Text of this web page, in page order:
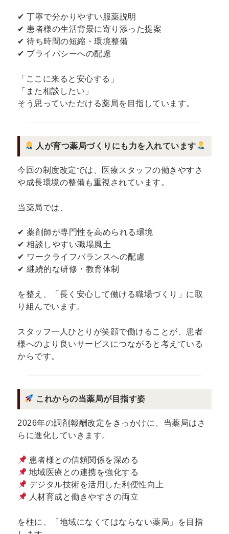
✔ 丁寧で分かりやすい服薬説明
✔ 患者様の生活背景に寄り添った提案
✔ 待ち時間の短縮・環境整備
✔ プライバシーへの配慮
「ここに来ると安心する」
「また相談したい」
そう思っていただける薬局を目指しています。
人が育つ薬局づくりにも力を入れています
今回の制度改定では、医療スタッフの働きやすさ
や成長環境の整備も重視されています。
当薬局では、
✔ 薬剤師が専門性を高められる環境
✔ 相談しやすい職場風土
✔ ワークライフバランスへの配慮
✔ 継続的な研修・教育体制
を整え、「長く安心して働ける職場づくり」に取
り組んでいます。
スタッフ一人ひとりが笑顔で働けることが、患者
様へのより良いサービスにつながると考えている
からです。
これからの当薬局が目指す姿
2026年の調剤報酬改定をきっかけに、当薬局はさ
らに進化していきます。
患者様との信頼関係を深める
地域医療との連携を強化する
デジタル技術を活用した利便性向上
人材育成と働きやすさの両立
を柱に、「地域になくてはならない薬局」を目指